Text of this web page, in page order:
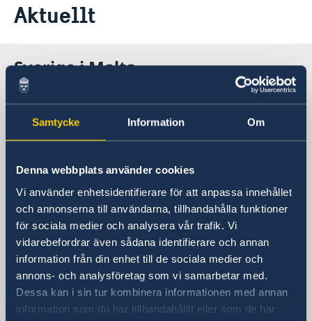
Samtycke Information Om
Denna webbplats använder cookies
Vi använder enhetsidentifierare för att anpassa innehållet
och annonserna till användarna, tillhandahålla funktioner
för sociala medier och analysera vår trafik. Vi
vidarebefordrar även sådana identifierare och annan
information från din enhet till de sociala medier och
annons- och analysföretag som vi samarbetar med.
Dessa kan i sin tur kombinera informationen med annan
information som du har tillhandahållit eller som de har
Kontakt
Aktuellt
Nyheter
Kalendarium
Aktuellt
Sverige i Malta
(STOCKHOLMSBASERAD)
De Stockholmsbaserade
utlandsmyndigheterna har inte öppet för
besökare. Vänligen kontakta oss via epost
eller telefon.
Postadress
Utrikesdepartementet
Kansliet för stöd till mindre
utlandsmyndigheter (UD KSU)
103 39 STOCKHOLM